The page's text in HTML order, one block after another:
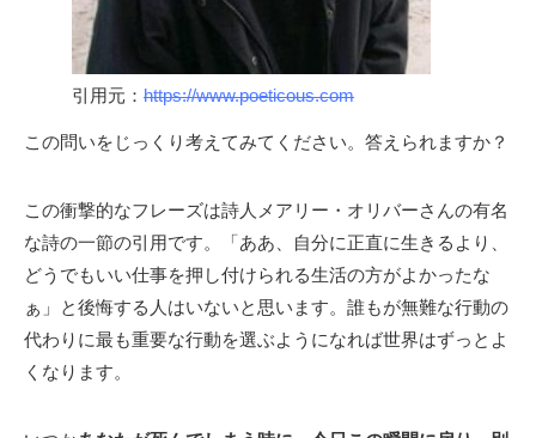
引用元： https://www.poeticous.com
この問いをじっくり考えてみてください。答えられますか？
この衝撃的なフレーズは詩人メアリー・オリバーさんの有名
な詩の一節の引用です。「ああ、自分に正直に生きるより、
どうでもいい仕事を押し付けられる生活の方がよかったな
ぁ」と後悔する人はいないと思います。誰もが無難な行動の
代わりに最も重要な行動を選ぶようになれば世界はずっとよ
くなります。